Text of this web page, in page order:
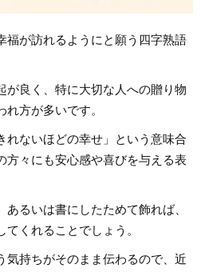
福が訪れるようにと願う四字熟語
が良く、特に大切な人への贈り物
方が多いです。
れないほどの幸せ」という意味合
方々にも安心感や喜びを与える表
るいは書にしたためて飾れば、
くれることでしょう。
気持ちがそのまま伝わるので、近